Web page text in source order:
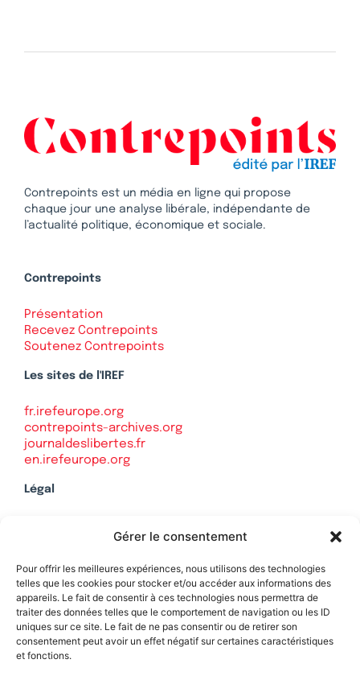
Gérer le consentement
Pour offrir les meilleures expériences, nous utilisons des technologies
telles que les cookies pour stocker et/ou accéder aux informations des
appareils. Le fait de consentir à ces technologies nous permettra de
traiter des données telles que le comportement de navigation ou les ID
uniques sur ce site. Le fait de ne pas consentir ou de retirer son
consentement peut avoir un effet négatif sur certaines caractéristiques
et fonctions.
Contrepoints est un média en ligne qui propose
chaque jour une analyse libérale, indépendante de
l’actualité politique, économique et sociale.
Contrepoints
Présentation
Recevez Contrepoints
Soutenez Contrepoints
Les sites de l'IREF
fr.irefeurope.org
contrepoints-archives.org
journaldeslibertes.fr
en.irefeurope.org
Légal
Politique de confidentialité
Soutenez Contrepoints